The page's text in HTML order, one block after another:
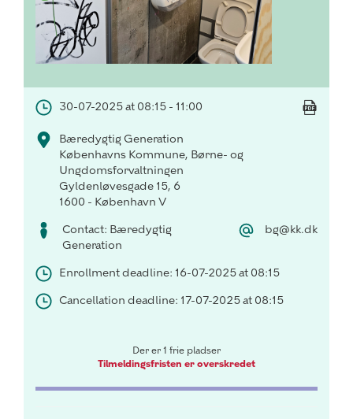
30-07-2025 at 08:15 - 11:00
Bæredygtig Generation
Københavns Kommune, Børne- og
Ungdomsforvaltningen
Gyldenløvesgade 15, 6
1600 - København V
Contact: Bæredygtig
Generation
bg@kk.dk
Enrollment deadline: 16-07-2025 at 08:15
Cancellation deadline: 17-07-2025 at 08:15
Der er 1 frie pladser
Tilmeldingsfristen er overskredet